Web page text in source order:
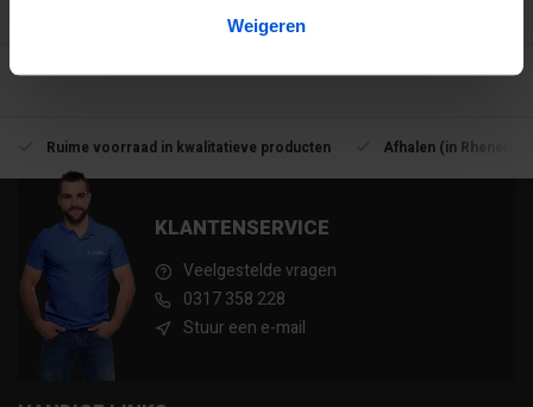
Weigeren
Ruime voorraad in kwalitatieve producten Afhalen (in Rhenen)
KLANTENSERVICE
Veelgestelde vragen
0317 358 228
Stuur een e-mail